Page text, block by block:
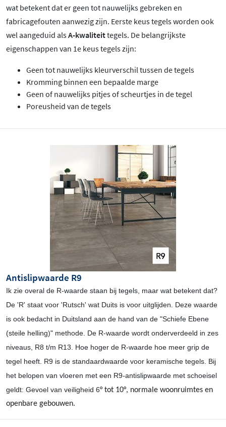
wat betekent dat er geen tot nauwelijks gebreken en
fabricagefouten aanwezig zijn. Eerste keus tegels worden ook
wel aangeduid alsA-kwaliteittegels. De belangrijkste
eigenschappen van 1e keus tegels zijn:
Geen tot nauwelijks kleurverschil tussen de tegels
Kromming binnen een bepaalde marge
Geen of nauwelijks pitjes of scheurtjes in de tegel
Poreusheid van de tegels
Antislipwaarde R9
Ik zie overal de R-waarde staan bij tegels, maar wat betekent dat?
De 'R' staat voor 'Rutsch' wat Duits is voor uitglijden. Deze waarde
is ook bedacht in Duitsland aan de hand van de "Schiefe Ebene
(steile helling)" methode. De R-waarde wordt onderverdeeld in zes
niveaus, R8 t/m R13. Hoe hoger de R-waarde hoe meer grip de
tegel heeft. R9 is de standaardwaarde voor keramische tegels. Bij
het belopen van vloeren met een R9-antislipwaarde met schoeisel
geldt: Gevoel van veiligheid 6° tot 10°, normale woonruimtes en
openbare gebouwen.